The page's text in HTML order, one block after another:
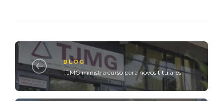
BLOG
TJMG ministra curso para novos titulares